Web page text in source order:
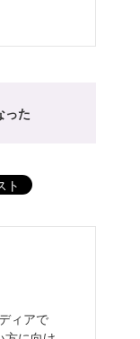
った
ト
ィアで